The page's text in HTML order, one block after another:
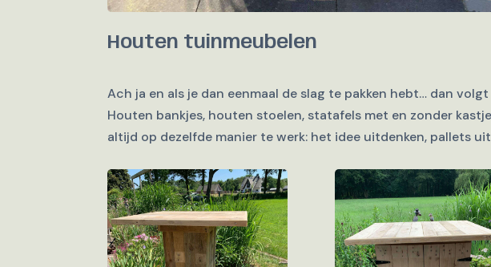
Houten tuinmeubelen
Ach ja en als je dan eenmaal de slag te pakken hebt… dan
Houten bankjes, houten stoelen, statafels met en zonder
altijd op dezelfde manier te werk: het idee uitdenken, pallets